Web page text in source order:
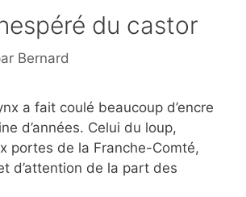
du castor
Bernard
a fait coulé beaucoup d’encre
d’années. Celui du loup,
portes de la Franche-Comté,
d’attention de la part des